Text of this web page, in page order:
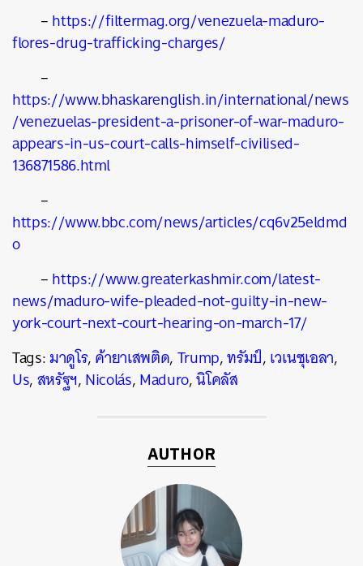
–https://filtermag.org/venezuela-maduro-
flores-drug-trafficking-charges/
–
https://www.bhaskarenglish.in/international/news
/venezuelas-president-a-prisoner-of-war-maduro-
appears-in-us-court-calls-himself-civilised-
136871586.html
–
https://www.bbc.com/news/articles/cq6v25eldmd
o
–https://www.greaterkashmir.com/latest-
news/maduro-wife-pleaded-not-guilty-in-new-
york-court-next-court-hearing-on-march-17/
Tags:มาดูโร,ค้ายาเสพติด,Trump,ทรัมป์,เวเนซุเอลา,
Us,สหรัฐฯ,Nicolás,Maduro,นิโคลัส
AUTHOR